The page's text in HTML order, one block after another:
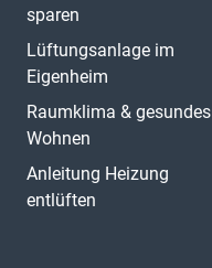
sparen
Lüftungsanlage im
Eigenheim
Raumklima & gesundes
Wohnen
Anleitung Heizung
entlüften